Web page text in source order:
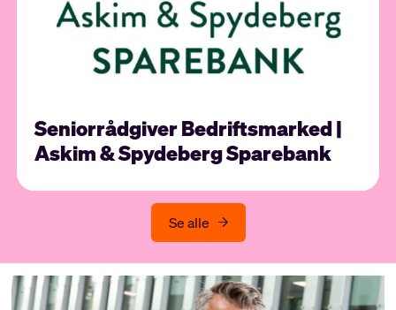
Seniorrådgiver Bedriftsmarked |
Askim & Spydeberg Sparebank
Se alle